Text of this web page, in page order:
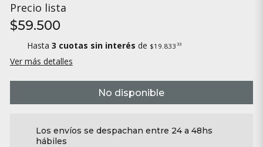
Precio lista
$59.500
Hasta 3 cuotas sin interés de $19.833 33
Ver más detalles
No disponible
Los envíos se despachan entre 24 a 48hs
hábiles